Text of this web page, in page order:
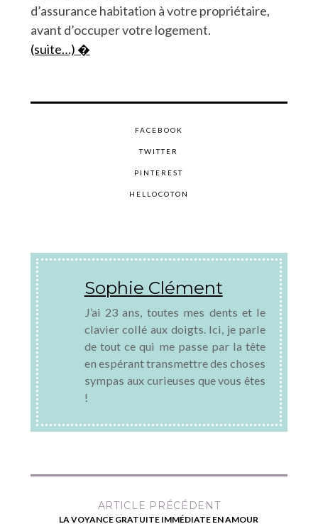
d’assurance habitation à votre propriétaire,
avant d’occuper votre logement.
(suite…)
FACEBOOK
TWITTER
PINTEREST
HELLOCOTON
Sophie Clément
J’ai 23 ans, toutes mes dents et le
clavier collé aux doigts. Ici, je parle
de tout ce qui me passe par la tête
en espérant transmettre des choses
sympas aux curieuses que vous êtes
!
ARTICLE PRÉCÉDENT
LA VOYANCE GRATUITE IMMÉDIATE EN AMOUR